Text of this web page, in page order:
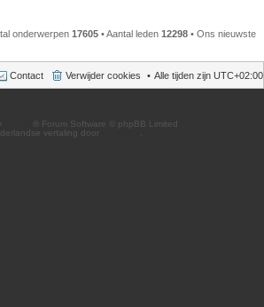
onderwerpen 17605 • Aantal leden 12298 • Ons nieuwste
Alle tijden zijn UTC+02:00
Verwijder cookies
Contact
® Forum Software © phpBB Limited
vertaling door